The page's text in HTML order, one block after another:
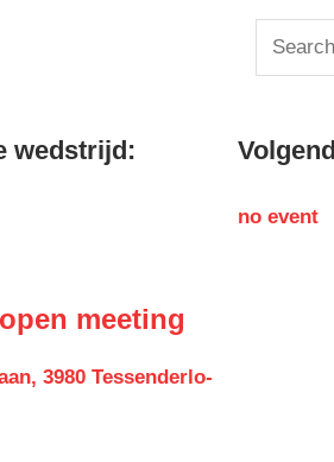
Search
for:
wedstrijd:
meeting
3980 Tessenderlo-
no event